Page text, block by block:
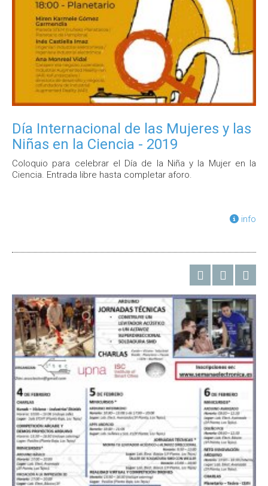
Día Internacional de las Mujeres y las
Niñas en la Ciencia - 2019
Coloquio para celebrar el Día de la Niña y la Mujer en la
Ciencia. Entrada libre hasta completar aforo.
info